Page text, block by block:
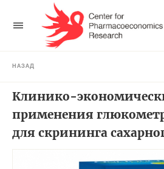
НАЗАД
Клинико-
применения
для скрининга